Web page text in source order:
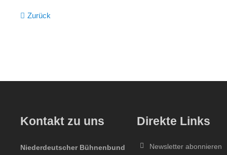
Zurück
Kontakt zu uns
Niederdeutscher Bühnenbund
Direkte Links
Newsletter abonnieren